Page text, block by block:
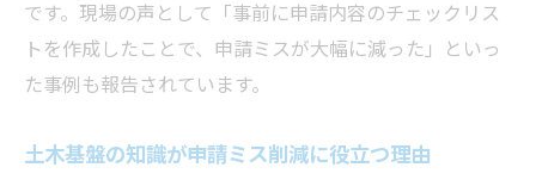
です。現場の声として「事前に申請内容のチェックリス
トを作成したことで、申請ミスが大幅に減った」といっ
た事例も報告されています。
土木基盤の知識が申請ミス削減に役立つ理由